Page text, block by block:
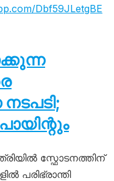
Dbf59JLetgBE
സ്ഫോടനത്തിന്
പരിഭ്രാന്തി